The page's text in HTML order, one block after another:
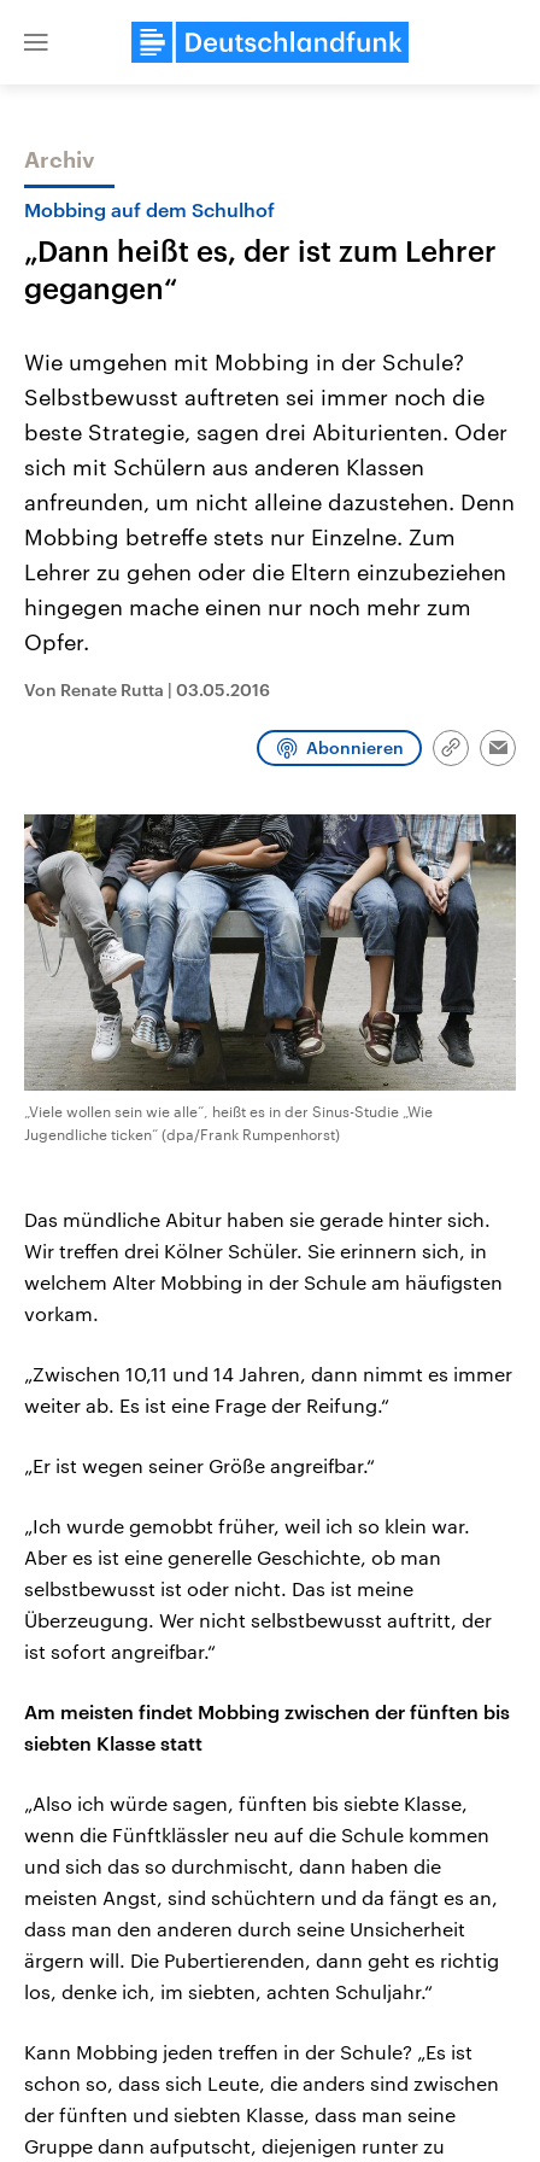
Close
Themen
Landtagswahl Sachsen-Anhalt
2026
Alle Informationen
Sachsen-Anhalt wählt am 6.
September 2026 einen neuen
Landtag. Seit 2021 wird das
Bundesland von einer Koalition aus
CDU, SPD und FDP regiert.-
Umfragen, Prognosen,
Wahlprogramme, aktuelle Berichte
und Hintergründe zu den Parteien
und Kandidaten der anstehenden
Wahl.
USA
Aktuelle Beiträge,
Hintergründe
Wirtschaftlich und
gehören die Vereinigten
den mächtigsten Ländern
mit großem Einfluss auf
Sendungen Programm Podcasts
Archiv
Mobbing auf dem Schulhof
„Dann heißt es, der ist zum Lehrer
gegangen“
Wie umgehen mit Mobbing in der Schule?
Selbstbewusst auftreten sei immer noch die
beste Strategie, sagen drei Abiturienten. Oder
sich mit Schülern aus anderen Klassen
anfreunden, um nicht alleine dazustehen. Denn
Mobbing betreffe stets nur Einzelne. Zum
Lehrer zu gehen oder die Eltern einzubeziehen
hingegen mache einen nur noch mehr zum
Opfer.
Von Renate Rutta | 03.05.2016
Abonnieren
Link
„Viele wollen sein wie alle“, heißt es in der Sinus-Studie „Wie
Jugendliche ticken“ (dpa/Frank Rumpenhorst)
Das mündliche Abitur haben sie gerade hinter sich.
Wir treffen drei Kölner Schüler. Sie erinnern sich, in
welchem Alter Mobbing in der Schule am häufigsten
vorkam.
„Zwischen 10,11 und 14 Jahren, dann nimmt es immer
weiter ab. Es ist eine Frage der Reifung.“
„Er ist wegen seiner Größe angreifbar.“
„Ich wurde gemobbt früher, weil ich so klein war.
Aber es ist eine generelle Geschichte, ob man
selbstbewusst ist oder nicht. Das ist meine
Überzeugung. Wer nicht selbstbewusst auftritt, der
ist sofort angreifbar.“
Am meisten findet Mobbing zwischen der fünften bis
siebten Klasse statt
„Also ich würde sagen, fünften bis siebte Klasse,
wenn die Fünftklässler neu auf die Schule kommen
und sich das so durchmischt, dann haben die
meisten Angst, sind schüchtern und da fängt es an,
dass man den anderen durch seine Unsicherheit
ärgern will. Die Pubertierenden, dann geht es richtig
los, denke ich, im siebten, achten Schuljahr.“
Kann Mobbing jeden treffen in der Schule? „Es ist
schon so, dass sich Leute, die anders sind zwischen
der fünften und siebten Klasse, dass man seine
Gruppe dann aufputscht, diejenigen runter zu